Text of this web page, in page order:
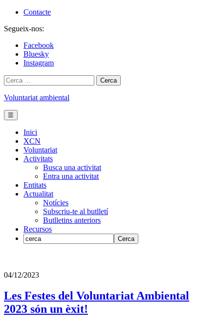
Skip
content
Contacte
Segueix-nos:
Facebook
Bluesky
Instagram
Cerca:
Voluntariat ambiental
☰
Inici
XCN
Voluntariat
Activitats
Busca una activitat
Entra una activitat
Entitats
Actualitat
Notícies
Subscriu-te al butlletí
Butlletins anteriors
Recursos
04/12/2023
Les Festes del Voluntariat Ambiental
2023 són un èxit!